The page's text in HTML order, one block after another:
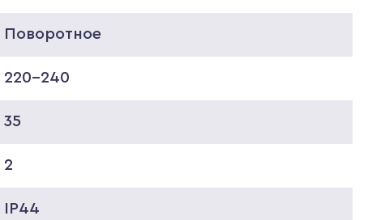
Поворотное
220-240
35
2
IP44